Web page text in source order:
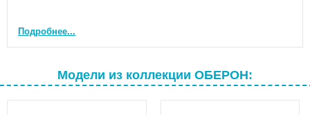
Большой унитаз Aquatek Оберон изготовлен из 100%
санитарного фарфора, который сохраняет безупречную
белизну на протяжении всего срока службы, не впитывает
Двойной режим смыва позволяет экономно расходовать
воду. Сливная арматура бачка ведущего швейцарского
Подробнее...
Модели из коллекции ОБЕРОН: